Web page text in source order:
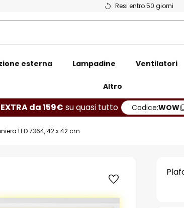
Resi entro 50 giorni
esterna Lampadine Ventilatori
Altro
da 159€ su quasi tutto Codice:WOW
LED 7364, 42 x 42 cm